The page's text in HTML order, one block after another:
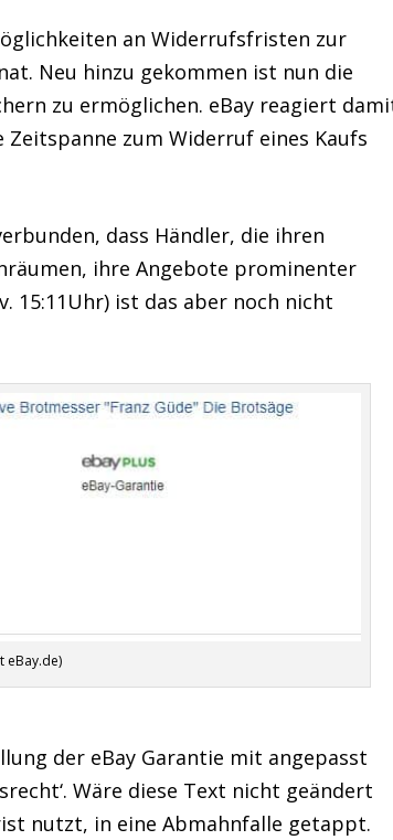
an Widerrufsfristen zur
Neu hinzu gekommen ist nun die
zu ermöglichen. eBay reagiert
zum Widerruf eines Kaufs
dass Händler, die ihren
ihre Angebote prominenter
15:11Uhr) ist das aber noch nicht
eBay.de)
der eBay Garantie mit angepasst
Wäre diese Text nicht geändert
nutzt, in eine Abmahnfalle getappt.